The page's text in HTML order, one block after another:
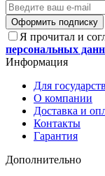
Оформить подписку
Я прочитал и
персональных
Информация
Для
О компании
Доставка и
Контакты
Гарантия
Дополнительно